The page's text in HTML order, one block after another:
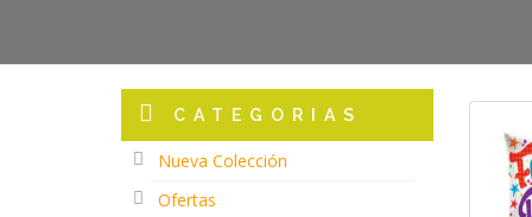
CATEGORIAS
Nueva Colección
Ofertas